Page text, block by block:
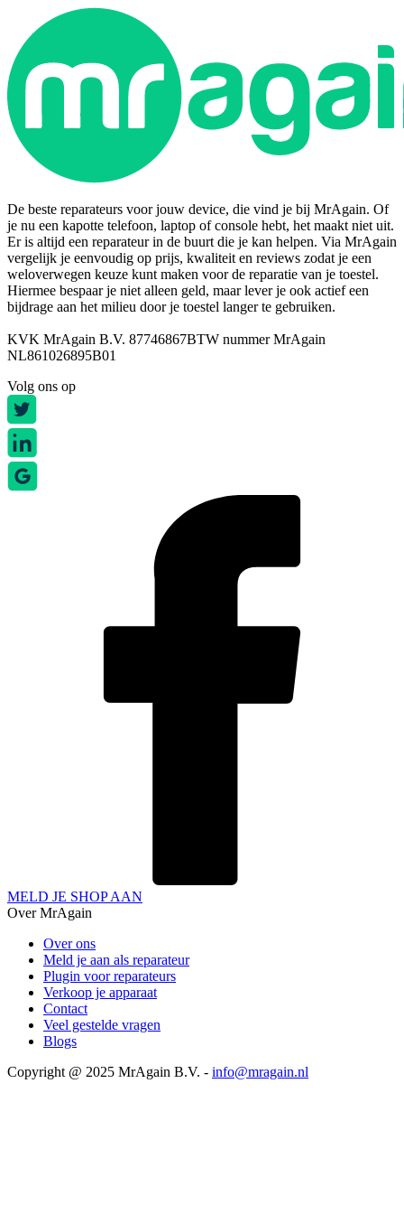
De beste reparateurs voor jouw device, die vind je bij MrAgain. Of
je nu een kapotte telefoon, laptop of console hebt, het maakt niet uit.
Er is altijd een reparateur in de buurt die je kan helpen. Via MrAgain
vergelijk je eenvoudig op prijs, kwaliteit en reviews zodat je een
weloverwegen keuze kunt maken voor de reparatie van je toestel.
Hiermee bespaar je niet alleen geld, maar lever je ook actief een
bijdrage aan het milieu door je toestel langer te gebruiken.
KVK MrAgain B.V. 87746867BTW nummer MrAgain
NL861026895B01
Volg ons op
MELD JE SHOP AAN
Over MrAgain
Over ons
Meld je aan als reparateur
Plugin voor reparateurs
Verkoop je apparaat
Contact
Veel gestelde vragen
Blogs
Copyright @ 2025 MrAgain B.V. - info@mragain.nl